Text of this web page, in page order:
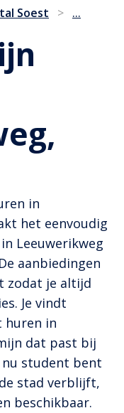
Soest > ...
in
het eenvoudig
Leeuwerikweg
aanbiedingen
zodat je altijd
Je vindt
huren in
dat past bij
nu student bent
stad verblijft,
beschikbaar.